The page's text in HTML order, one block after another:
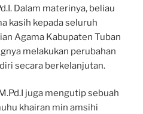
Dalam materinya, beliau
kasih kepada seluruh
Agama Kabupaten Tuban
melakukan perubahan
secara berkelanjutan.
juga mengutip sebuah
khairan min amsihi